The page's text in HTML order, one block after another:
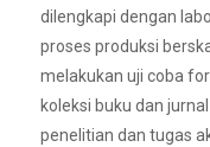
dilengkapi dengan
proses produksi
melakukan uji coba
koleksi buku dan
penelitian dan tugas